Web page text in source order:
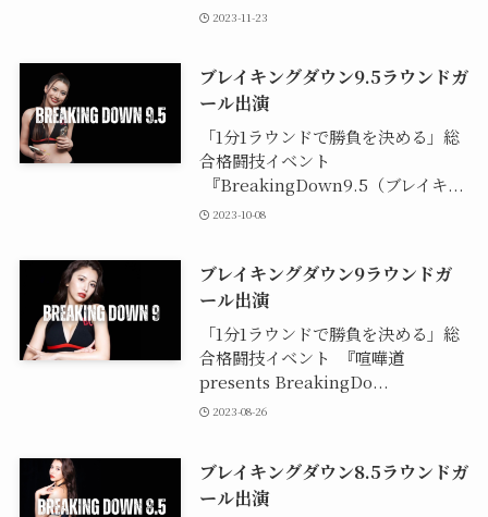
2023-11-23
ブレイキングダウン9.5ラウンドガ
ール出演
「1分1ラウンドで勝負を決める」総
合格闘技イベント
『BreakingDown9.5（ブレイキ...
2023-10-08
ブレイキングダウン9ラウンドガ
ール出演
「1分1ラウンドで勝負を決める」総
合格闘技イベント 『喧嘩道
presents BreakingDo...
2023-08-26
ブレイキングダウン8.5ラウンドガ
ール出演